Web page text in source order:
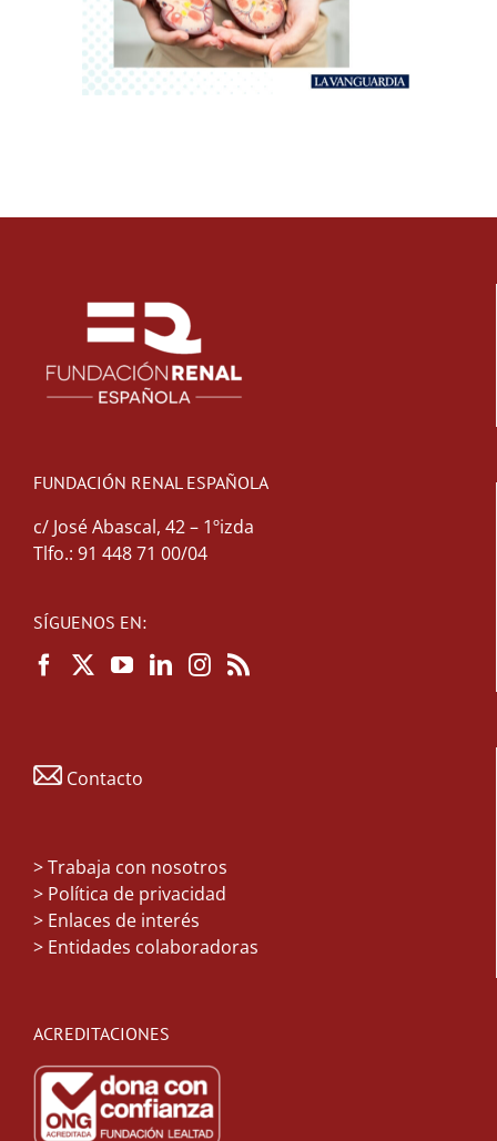
FUNDACIÓN RENAL ESPAÑOLA
c/ José Abascal, 42 – 1ºizda
Tlfo.: 91 448 71 00/04
SÍGUENOS EN:
Contacto
>Trabaja con nosotros
> Política de privacidad
> Enlaces de interés
> Entidades colaboradoras
ACREDITACIONES